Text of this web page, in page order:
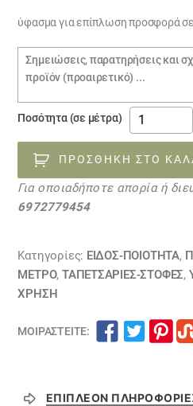
was:
€12.00.
τιμή
είναι:
€5.00.
ύφασμα για επίπλωση προσφορά
Σημειώσεις
παραγγελίας
Ποσότητα (σε μέτρα)
ύφασμα
για
επίπλωση
προσφορά
11081108
ΠΡΟΣΘΉΚΗ ΣΤΟ
Για οποιαδήποτε απορία ή
6972779454
Κατηγορίες: ΕΙΔΟΣ-ΠΟΙΟΤΗΤΑ,
ΜΕΤΡΟ, ΤΑΠΕΤΣΑΡΙΕΣ-ΣΤΟΦΕΣ,
ΧΡΗΣΗ
ΜΟΙΡΑΣΤΕΊΤΕ:
ΕΠΙΠΛΈΟΝ